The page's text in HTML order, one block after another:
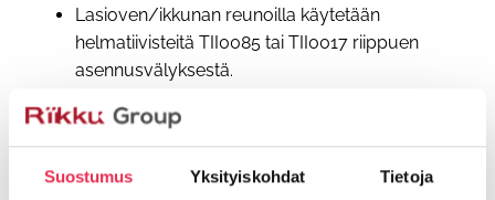
Suostumus Yksityiskohdat Tietoja
Lasioven/ikkunan reunoilla käytetään
helmatiivisteitä TII0085 tai TII0017 riippuen
asennusvälyksestä.
voidaan profiiliin napsauttaa sileä peitekansi
LOP0004.